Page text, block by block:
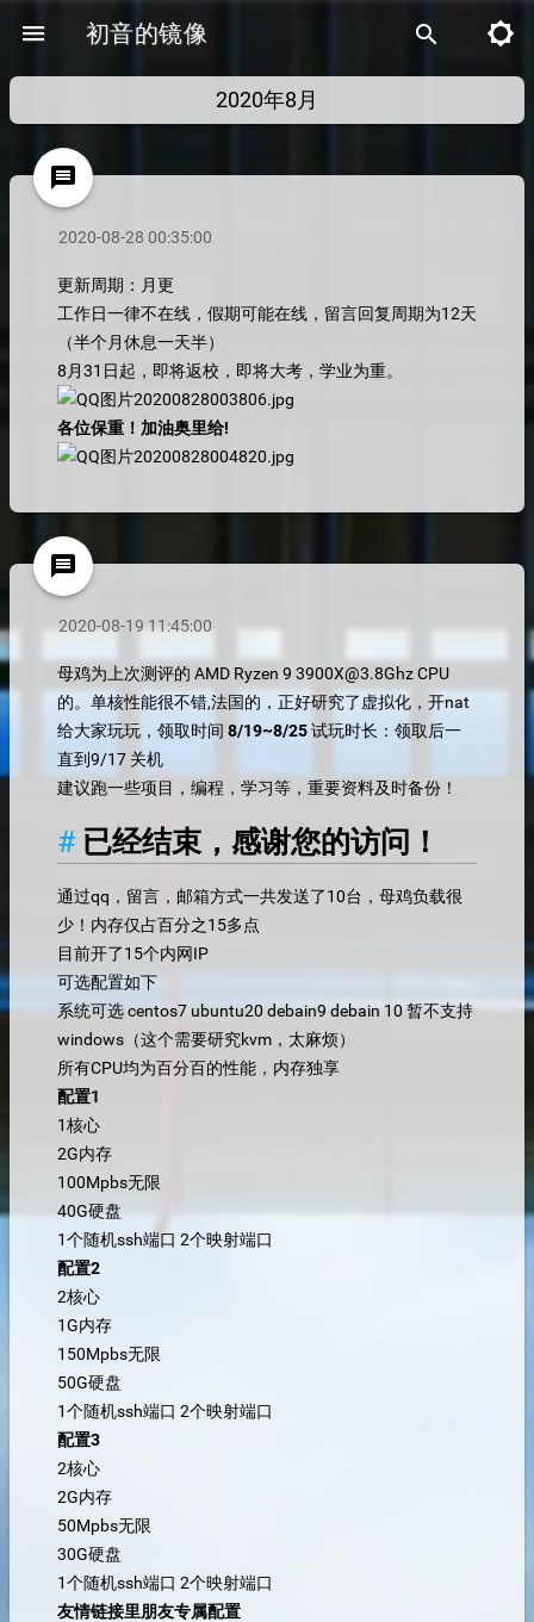
menu 初音的镜像 search brightness_5
2020年8月
message
2020-08-28 00:35:00
更新周期：月更
工作日一律不在线，假期可能在线，留言回复周期为12天
（半个月休息一天半）
8月31日起，即将返校，即将大考，学业为重。
各位保重！加油奥里给!
message
2020-08-19 11:45:00
母鸡为上次测评的 AMD Ryzen 9 3900X@3.8Ghz CPU
的。单核性能很不错,法国的，正好研究了虚拟化，开nat
给大家玩玩，领取时间 8/19~8/25试玩时长：领取后一
直到9/17 关机
建议跑一些项目，编程，学习等，重要资料及时备份！
已经结束，感谢您的访问！
通过qq，留言，邮箱方式一共发送了10台，母鸡负载很
少！内存仅占百分之15多点
目前开了15个内网IP
可选配置如下
系统可选 centos7 ubuntu20 debain9 debain 10 暂不支持
windows（这个需要研究kvm，太麻烦）
所有CPU均为百分百的性能，内存独享
配置1
1核心
2G内存
100Mpbs无限
40G硬盘
1个随机ssh端口 2个映射端口
配置2
2核心
1G内存
150Mpbs无限
50G硬盘
1个随机ssh端口 2个映射端口
配置3
2核心
2G内存
50Mpbs无限
30G硬盘
1个随机ssh端口 2个映射端口
友情链接里朋友专属配置